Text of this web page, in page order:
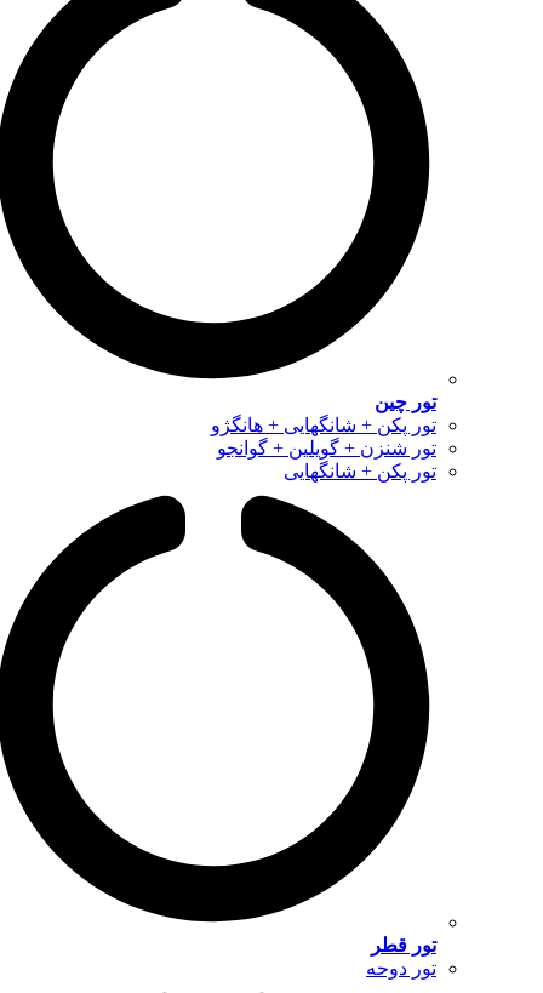
تور چین
تور پکن + شانگهایی + هانگژو
تور شنزن + گویلین + گوانجو
تور پکن + شانگهایی
تور قطر
تور دوحه